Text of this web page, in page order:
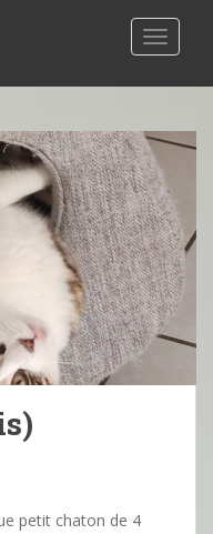
Toggle
petit chaton de 4